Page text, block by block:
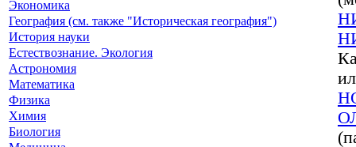
Экономика
География (см. также "Историческая география")
История науки
Естествознание. Экология
Астрономия
Математика
Физика
Химия
Биология